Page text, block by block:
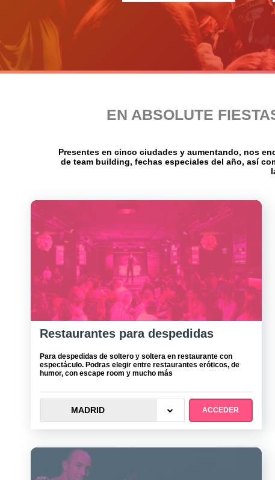
EN ABSOLUTE
Presentes en cinco ciudades y aumentando, nos
de team building, fechas especiales del año, así
Restaurantes para despedidas
Para despedidas de soltero y soltera en restaurante con
espectáculo. Podras elegir entre restaurantes eróticos, de
humor, con escape room y mucho más
MADRID ACCEDER